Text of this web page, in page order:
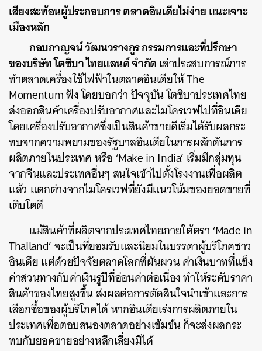
เสียงสะท้อนผู้ประกอบการ ตลาดอินเดียไม่ง่าย แนะเจาะ
เมืองหลัก
กอบกาญจน์ วัฒนวรางกูร กรรมการและที่ปรึกษา
ของบริษัท โตชิบา ไทยแลนด์ จำกัดเล่าประสบการณ์การ
ทำตลาดเครื่องใช้ไฟฟ้าในตลาดอินเดียให้ The
Momentum ฟัง โดยบอกว่า ปัจจุบัน โตชิบาประเทศไทย
ส่งออกสินค้าเครื่องปรับอากาศและไมโครเวฟไปที่อินเดีย
โดยเครื่องปรับอากาศซึ่งเป็นสินค้าขายดีเริ่มได้รับผลกระ
ทบจากความพยามของรัฐบาลอินเดียในการผลักดันการ
ผลิตภายในประเทศ หรือ‘Make in India’ เริ่มมีกลุ่มทุน
จากจีนและประเทศอื่นๆ สนใจเข้าไปตั้งโรงงานเพื่อผลิต
แล้ว แตกต่างจากไมโครเวฟที่ยังมีแนวโน้มของยอดขายที่
เติบโตดี
แม้สินค้าที่ผลิตจากประเทศไทยภายใต้ตรา ‘Made in
Thailand’ จะเป็นที่ยอมรับและนิยมในบรรดาผู้บริโภคชาว
อินเดีย แต่ด้วยปัจจัยตลาดโลกที่ผันผวน ค่าเงินบาทที่แข็ง
ค่าสวนทางกับค่าเงินรูปีที่อ่อนค่าต่อเนื่อง ทำให้ระดับราคา
สินค้าของไทยสูงขึ้น ส่งผลต่อการตัดสินใจนำเข้าและการ
เลือกซื้อของผู้บริโภคได้ หากอินเดียเร่งการผลิตภายใน
ประเทศเพื่อตอบสนองตลาดอย่างเข้มข้น ก็จะส่งผลกระ
ทบกับยอดขายอย่างหลีกเลี่ยงมิได้
ค้นหา